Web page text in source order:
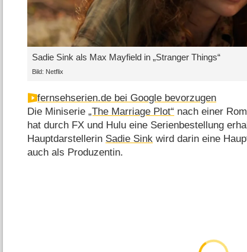
Sadie Sink als Max Mayfield in „Stranger Things“
Bild: Netflix
fernsehserien.de bei Google bevorzugen
Die Miniserie„The Marriage Plot“ nach einer
hat durch FX und Hulu eine Serienbestellung
Hauptdarstellerin Sadie Sink wird darin eine
auch als Produzentin.